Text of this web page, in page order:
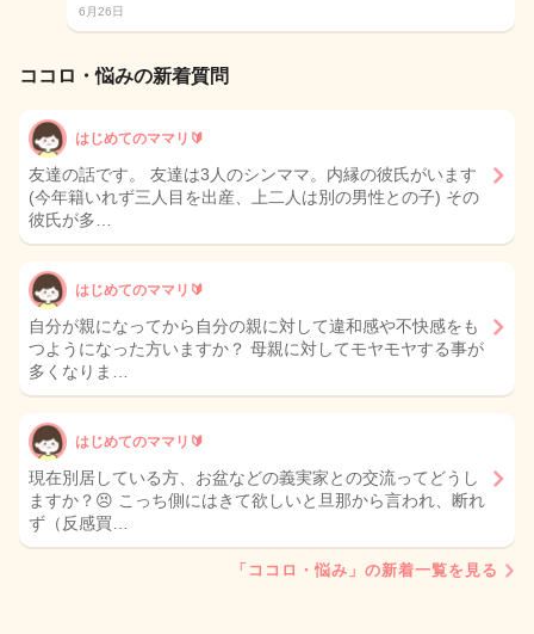
6月26日
ココロ・悩みの新着質問
はじめてのママリ🔰
友達の話です。 友達は3人のシンママ。内縁の彼氏がいます
(今年籍いれず三人目を出産、上二人は別の男性との子) その
彼氏が多…
はじめてのママリ🔰
自分が親になってから自分の親に対して違和感や不快感をも
つようになった方いますか？ 母親に対してモヤモヤする事が
多くなりま…
はじめてのママリ🔰
現在別居している方、お盆などの義実家との交流ってどうし
ますか？😣 こっち側にはきて欲しいと旦那から言われ、断れ
ず（反感買…
「ココロ・悩み」の新着一覧を見る